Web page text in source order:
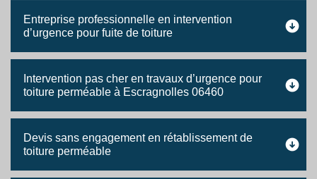
Entreprise professionnelle en intervention
d’urgence pour fuite de toiture
Intervention pas cher en travaux d’urgence pour
toiture perméable à Escragnolles 06460
Devis sans engagement en rétablissement de
toiture perméable